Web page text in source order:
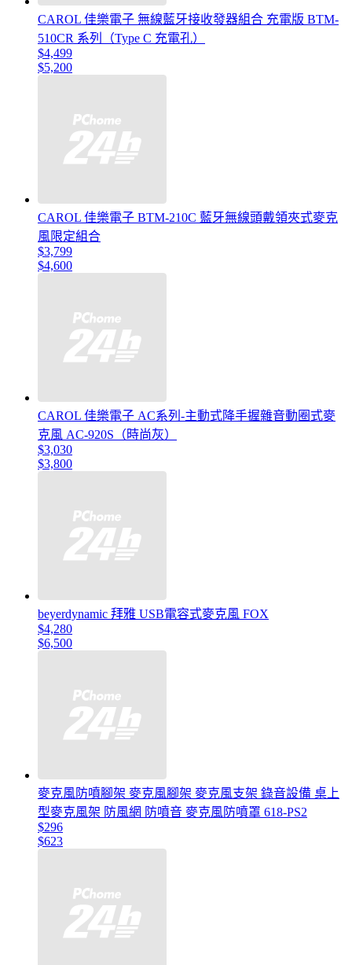
CAROL 佳樂電子 無線藍牙接收發器組合 充電版 BTM-
510CR 系列（Type C 充電孔）
$4,499
$5,200
CAROL 佳樂電子 BTM-210C 藍牙無線頭戴領夾式麥克
風限定組合
$3,799
$4,600
CAROL 佳樂電子 AC系列-主動式降手握雜音動圈式麥
克風 AC-920S（時尚灰）
$3,030
$3,800
beyerdynamic 拜雅 USB電容式麥克風 FOX
$4,280
$6,500
麥克風防噴腳架 麥克風腳架 麥克風支架 錄音設備 桌上
型麥克風架 防風網 防噴音 麥克風防噴罩 618-PS2
$296
$623